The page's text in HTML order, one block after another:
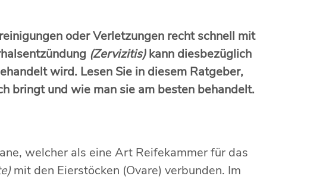
oder Verletzungen recht schnell mit
(Zervizitis)kann diesbezüglich
wird. Lesen Sie in diesem Ratgeber,
bringt und wie man sie am besten behandelt.
welcher als eine Art Reifekammer für das
mit den Eierstöcken (Ovare) verbunden. Im